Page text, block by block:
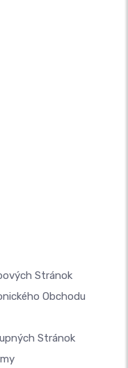
Stránok
Obchodu
Stránok